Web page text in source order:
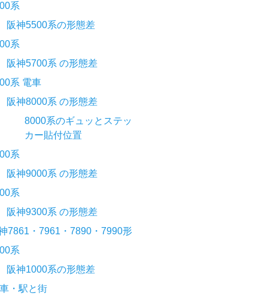
系
阪神5500系の形態差
系
阪神5700系 の形態差
系 電車
阪神8000系 の形態差
8000系のギュッとステッ
カー貼付位置
系
阪神9000系 の形態差
系
阪神9300系 の形態差
7861・7961・7890・7990形
系
阪神1000系の形態差
・駅と街